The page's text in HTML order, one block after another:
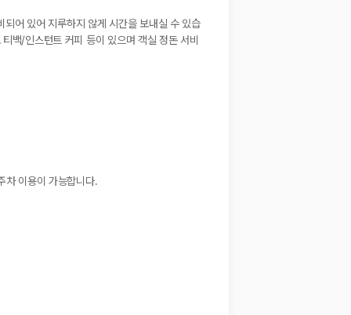
어 있어 지루하지 않게 시간을 보내실 수 있습
백/인스턴트 커피 등이 있으며 객실 정돈 서비
차 이용이 가능합니다.